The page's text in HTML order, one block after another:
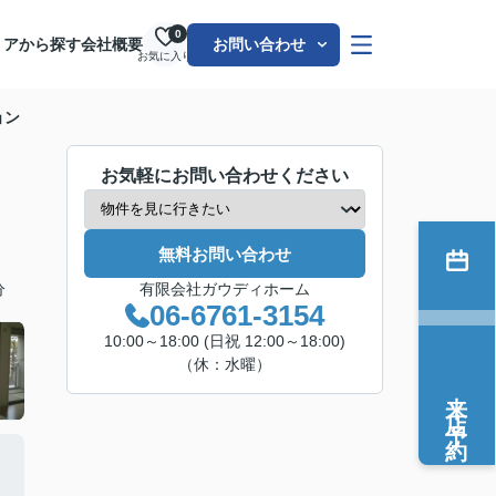
アから探す会社概要
お気に入り
0
お問い合わせ
ン
お気軽にお問い合わせください
無料お問い合わせ
有限会社ガウディホーム
06-6761-3154
10:00～18:00 (日祝 12:00～18:00)
（休：水曜）
来店予約